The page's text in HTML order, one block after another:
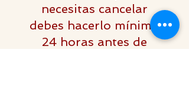
necesitas cancelar
debes hacerlo mínimo
24 horas antes de